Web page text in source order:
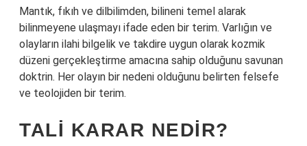
Mantık, fıkıh ve dilbilimden, bilineni temel alarak
bilinmeyene ulaşmayı ifade eden bir terim. Varlığın ve
olayların ilahi bilgelik ve takdire uygun olarak kozmik
düzeni gerçekleştirme amacına sahip olduğunu savunan
doktrin. Her olayın bir nedeni olduğunu belirten felsefe
ve teolojiden bir terim.
TALI KARAR NEDIR?